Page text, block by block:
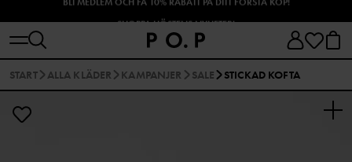
START ALLA KLÄDER KAMPANJER SALE STICKAD KOFTA